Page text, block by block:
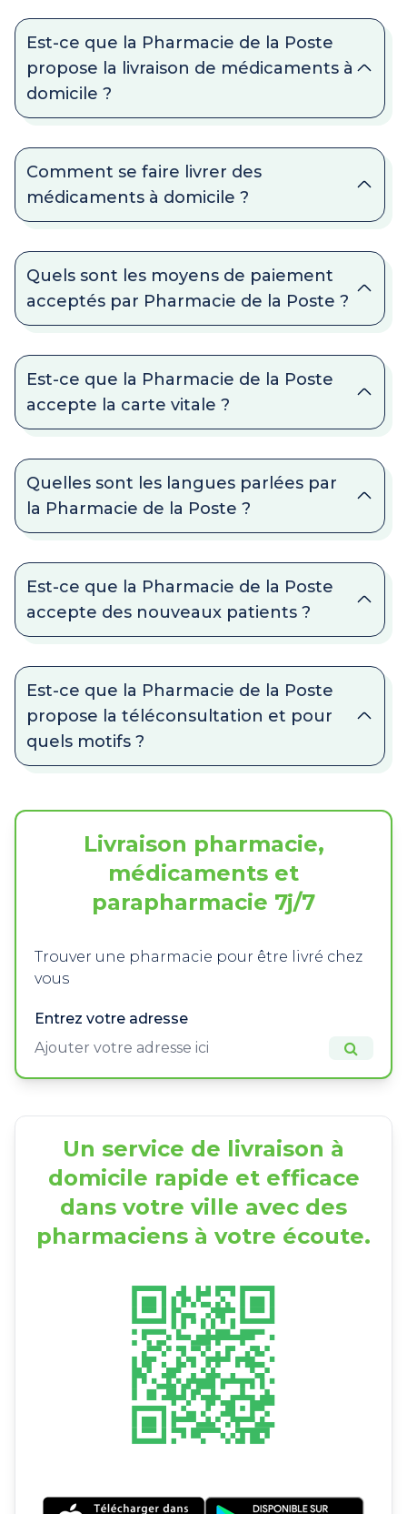
Est-ce que la Pharmacie de la Poste
propose la livraison de médicaments à
domicile ?
Comment se faire livrer des
médicaments à domicile ?
Quels sont les moyens de paiement
acceptés par Pharmacie de la Poste ?
Est-ce que la Pharmacie de la Poste
accepte la carte vitale ?
Quelles sont les langues parlées par
la Pharmacie de la Poste ?
Est-ce que la Pharmacie de la Poste
accepte des nouveaux patients ?
Est-ce que la Pharmacie de la Poste
propose la téléconsultation et pour
quels motifs ?
Livraison pharmacie,
médicaments et
parapharmacie 7j/7
Trouver une pharmacie pour être livré chez
vous
Entrez votre adresse
Un service de livraison à
domicile rapide et efficace
dans votre ville avec des
pharmaciens à votre écoute.